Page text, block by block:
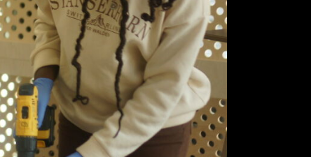
– 7